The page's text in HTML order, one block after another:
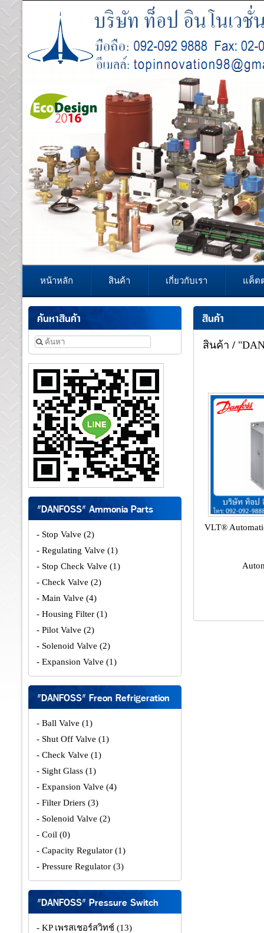
หน้าหลัก สินค้า เกี่ยวกับเรา แค็ต
ค้นหาสินค้า
"DANFOSS" Ammonia Parts
- Stop Valve (2)
- Regulating Valve (1)
- Stop Check Valve (1)
- Check Valve (2)
- Main Valve (4)
- Housing Filter (1)
- Pilot Valve (2)
- Solenoid Valve (2)
- Expansion Valve (1)
"DANFOSS" Freon Refrigeration
- Ball Valve (1)
- Shut Off Valve (1)
- Check Valve (1)
- Sight Glass (1)
- Expansion Valve (4)
- Filter Driers (3)
- Solenoid Valve (2)
- Coil (0)
- Capacity Regulator (1)
- Pressure Regulator (3)
"DANFOSS" Pressure Switch
- KP เพรสเชอร์สวิทช์ (13)
สินค้า
สินค้า /
VLT®